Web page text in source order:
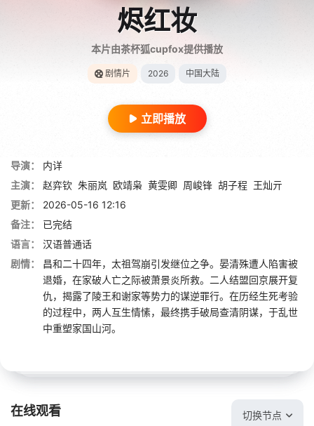
烬红妆
本片由茶杯狐cupfox提供播放
剧情片 2026 中国大陆
立即播放
导演：
内详
主演：
赵弈钦 朱丽岚 欧靖枭 黄雯卿 周峻锋 胡子程 王灿亓
更新：
2026-05-16 12:16
备注：
已完结
语言：
汉语普通话
剧情：
昌和二十四年，太祖驾崩引发继位之争。晏清殊遭人陷害被
退婚，在家破人亡之际被萧景炎所救。二人结盟回京展开复
仇，揭露了陵王和谢家等势力的谋逆罪行。在历经生死考验
的过程中，两人互生情愫，最终携手破局查清阴谋，于乱世
中重塑家国山河。
在线观看 切换节点